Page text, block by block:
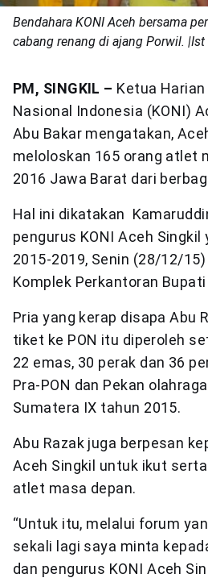
Bendahara KONI Aceh bersama
cabang renang di ajang Porwil. |Ist
PM, SINGKIL – Ketua
Nasional Indonesia (KONI)
Abu Bakar mengatakan,
meloloskan 165 orang atlet
2016 Jawa Barat dari
Hal ini dikatakan
pengurus KONI Aceh Singkil
2015-2019, Senin (28/12/
Komplek Perkantoran
Pria yang kerap disapa Abu
tiket ke PON itu diperoleh
22 emas, 30 perak dan 36
Pra-PON dan Pekan
Sumatera IX tahun 2015.
Abu Razak juga berpesan
Aceh Singkil untuk ikut
atlet masa depan.
“Untuk itu, melalui forum
sekali lagi saya minta
dan pengurus KONI Aceh